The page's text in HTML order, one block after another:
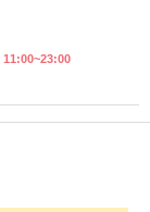
11:00~23:00